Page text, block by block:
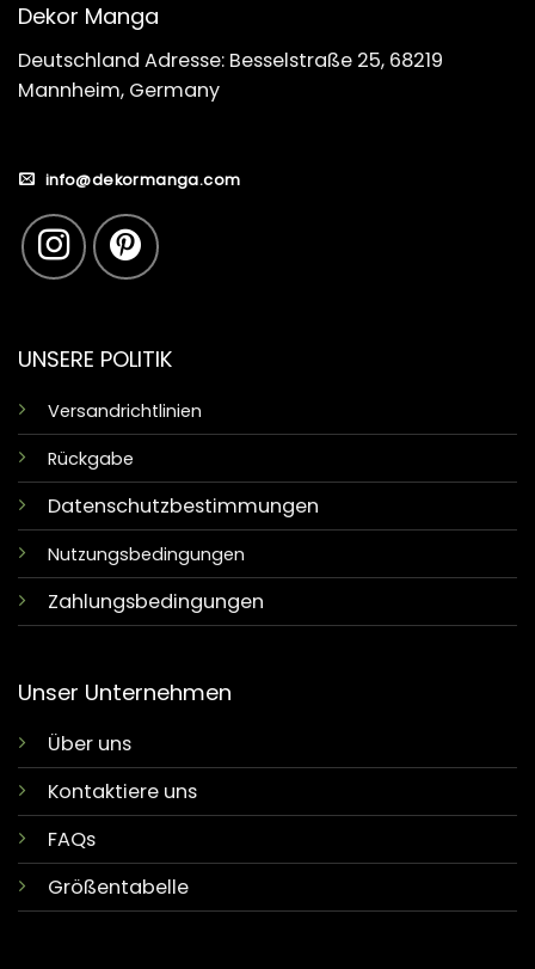
Dekor Manga
Deutschland Adresse: Besselstraße 25, 68219
Mannheim, Germany
info@dekormanga.com
UNSERE POLITIK
Versandrichtlinien
Rückgabe
Datenschutzbestimmungen
Nutzungsbedingungen
Zahlungsbedingungen
Unser Unternehmen
Über uns
Kontaktiere uns
FAQs
Größentabelle